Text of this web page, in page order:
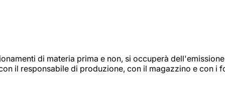
di materia prima e non, si occuperà
il responsabile di produzione, con il magazzino e con i